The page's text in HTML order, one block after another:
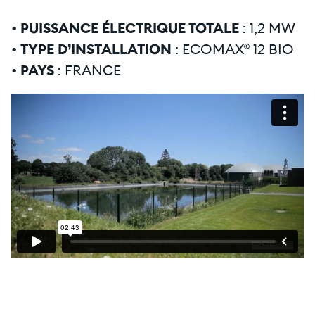
• PUISSANCE ÉLECTRIQUE TOTALE : 1,2 MW
• TYPE D’INSTALLATION : ECOMAX® 12 BIO
• PAYS : FRANCE